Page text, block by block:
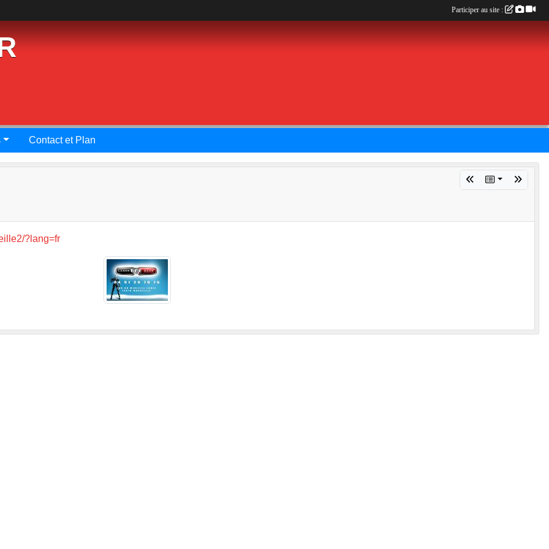
Contact et Plan
?lang=fr
Participer au site :